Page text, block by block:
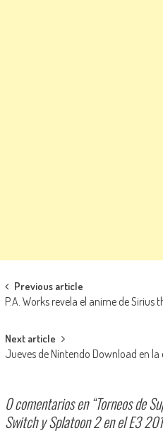
Navegación de entradas
Previous article
P.A. Works revela el anime de Sirius
Next article
Jueves de Nintendo Download en
0 comentarios en “Torneos de
Switch y Splatoon 2 en el E3